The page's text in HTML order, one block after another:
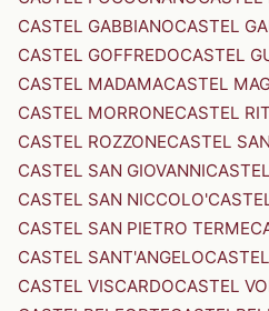
CASTEL GABBIANOCASTEL
CASTEL GOFFREDOCASTEL
CASTEL MADAMACASTEL
CASTEL MORRONECASTEL
CASTEL ROZZONECASTEL
CASTEL SAN GIOVANNI
CASTEL SAN NICCOLO'
CASTEL SAN PIETRO TERME
CASTEL SANT'ANGELO
CASTEL VISCARDOCASTEL